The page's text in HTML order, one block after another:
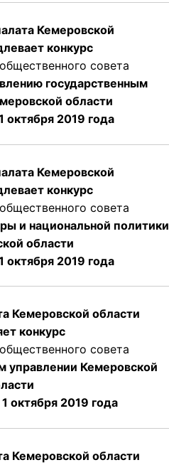
Кемеровской
конкурс
совета
государственным
области
октября 2019 года
Кемеровской
конкурс
совета
и национальной политики
области
октября 2019 года
Кемеровской области
конкурс
совета
управлении Кемеровской
октября 2019 года
Кемеровской области